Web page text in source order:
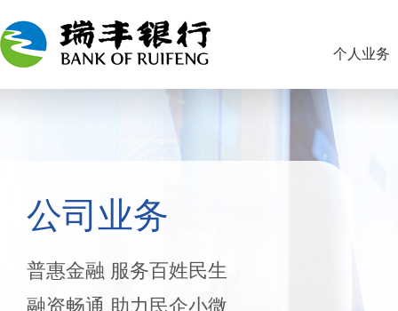
个人业务
公司业务
普惠金融 服务百姓民生
融资畅通 助力民企小微